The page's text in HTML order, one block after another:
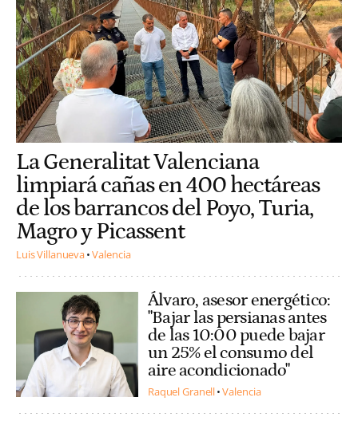
La Generalitat Valenciana
limpiará cañas en 400 hectáreas
de los barrancos del Poyo, Turia,
Magro y Picassent
Luis Villanueva Valencia
Álvaro, asesor energético:
"Bajar las persianas antes
de las 10:00 puede bajar
un 25% el consumo del
aire acondicionado"
Raquel Granell Valencia